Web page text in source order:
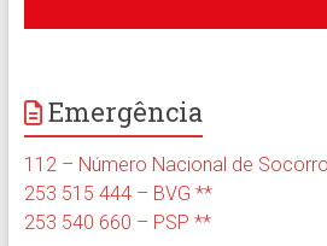
Emergência
112 – Número Nacional de
253 515 444 – BVG **
253 540 660 – PSP **